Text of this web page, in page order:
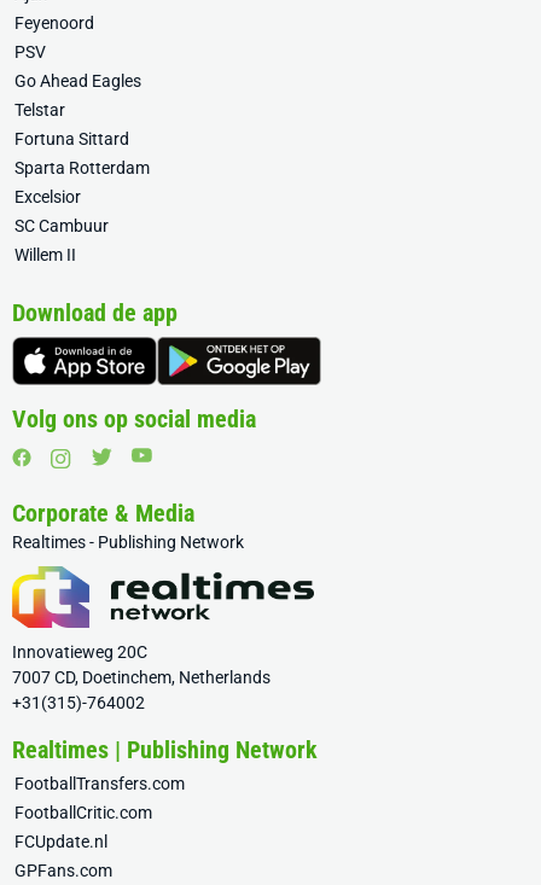
Feyenoord
PSV
Go Ahead Eagles
Telstar
Fortuna Sittard
Sparta Rotterdam
Excelsior
SC Cambuur
Willem II
Download de app
Volg ons op social media
Corporate & Media
Realtimes - Publishing Network
Innovatieweg 20C
7007 CD, Doetinchem, Netherlands
+31(315)-764002
Realtimes | Publishing Network
FootballTransfers.com
FootballCritic.com
FCUpdate.nl
GPFans.com